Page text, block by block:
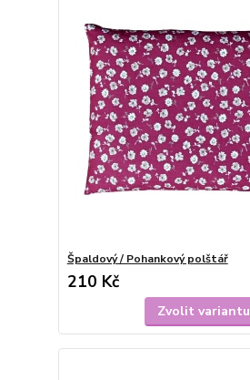
Špaldový / Pohankový polštář
210 Kč
Zvolit variantu